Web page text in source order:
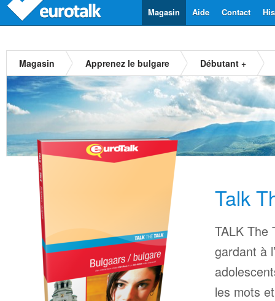
Contact
Aide
Magasin
Magasin Apprenez le bulgare Débutant +
Talk
TALK The
gardant à
les mots